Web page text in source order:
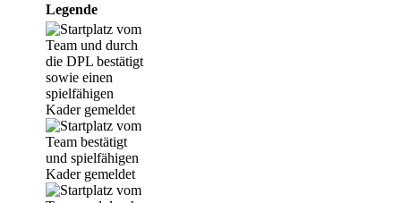
Legende